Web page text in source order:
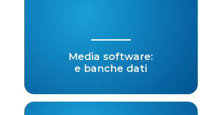
Media software:
e banche dati